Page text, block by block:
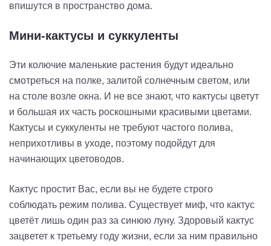
впишутся в пространство дома.
Мини-кактусы и суккуленты
Эти колючие маленькие растения будут идеально
смотреться на полке, залитой солнечным светом, или
на столе возле окна. И не все знают, что кактусы цветут
и большая их часть роскошными красивыми цветами.
Кактусы и суккуленты не требуют частого полива,
неприхотливы в уходе, поэтому подойдут для
начинающих цветоводов.
Кактус простит Вас, если вы не будете строго
соблюдать режим полива. Существует миф, что кактус
цветёт лишь один раз за синюю луну. Здоровый кактус
зацветет к третьему году жизни, если за ним правильно